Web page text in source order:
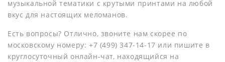
музыкальной тематики с крутыми принтами на любой
вкус для настоящих меломанов.
Есть вопросы? Отлично, звоните нам скорее по
московскому номеру: +7 (499) 347-14-17 или пишите в
круглосуточный онлайн-чат, находящийся на